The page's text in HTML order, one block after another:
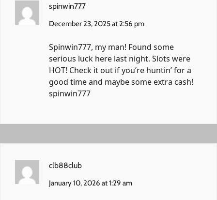
spinwin777
December 23, 2025 at 2:56 pm
Spinwin777, my man! Found some
serious luck here last night. Slots were
HOT! Check it out if you’re huntin’ for a
good time and maybe some extra cash!
spinwin777
clb88club
January 10, 2026 at 1:29 am